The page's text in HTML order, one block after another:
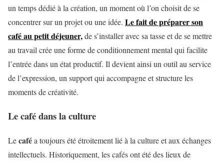
un temps dédié à la création, un moment où l’on choisit de se
concentrer sur un projet ou une idée. Le fait de préparer son
café au petit déjeuner,de s’installer avec sa tasse et de se mettre
au travail crée une forme de conditionnement mental qui facilite
l’entrée dans un état productif. Il devient ainsi un outil au service
de l’expression, un support qui accompagne et structure les
moments de créativité.
Le café dans la culture
Lecaféa toujours été étroitement lié à la culture et aux échanges
intellectuels. Historiquement, les cafés ont été des lieux de